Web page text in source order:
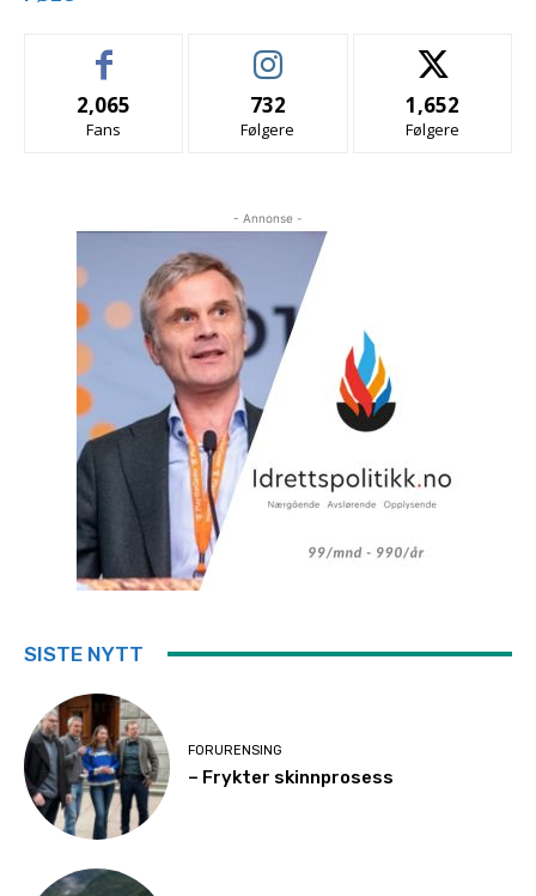
2,065
Fans
732
Følgere
1,652
Følgere
- Annonse -
SISTE NYTT
FORURENSING
– Frykter skinnprosess